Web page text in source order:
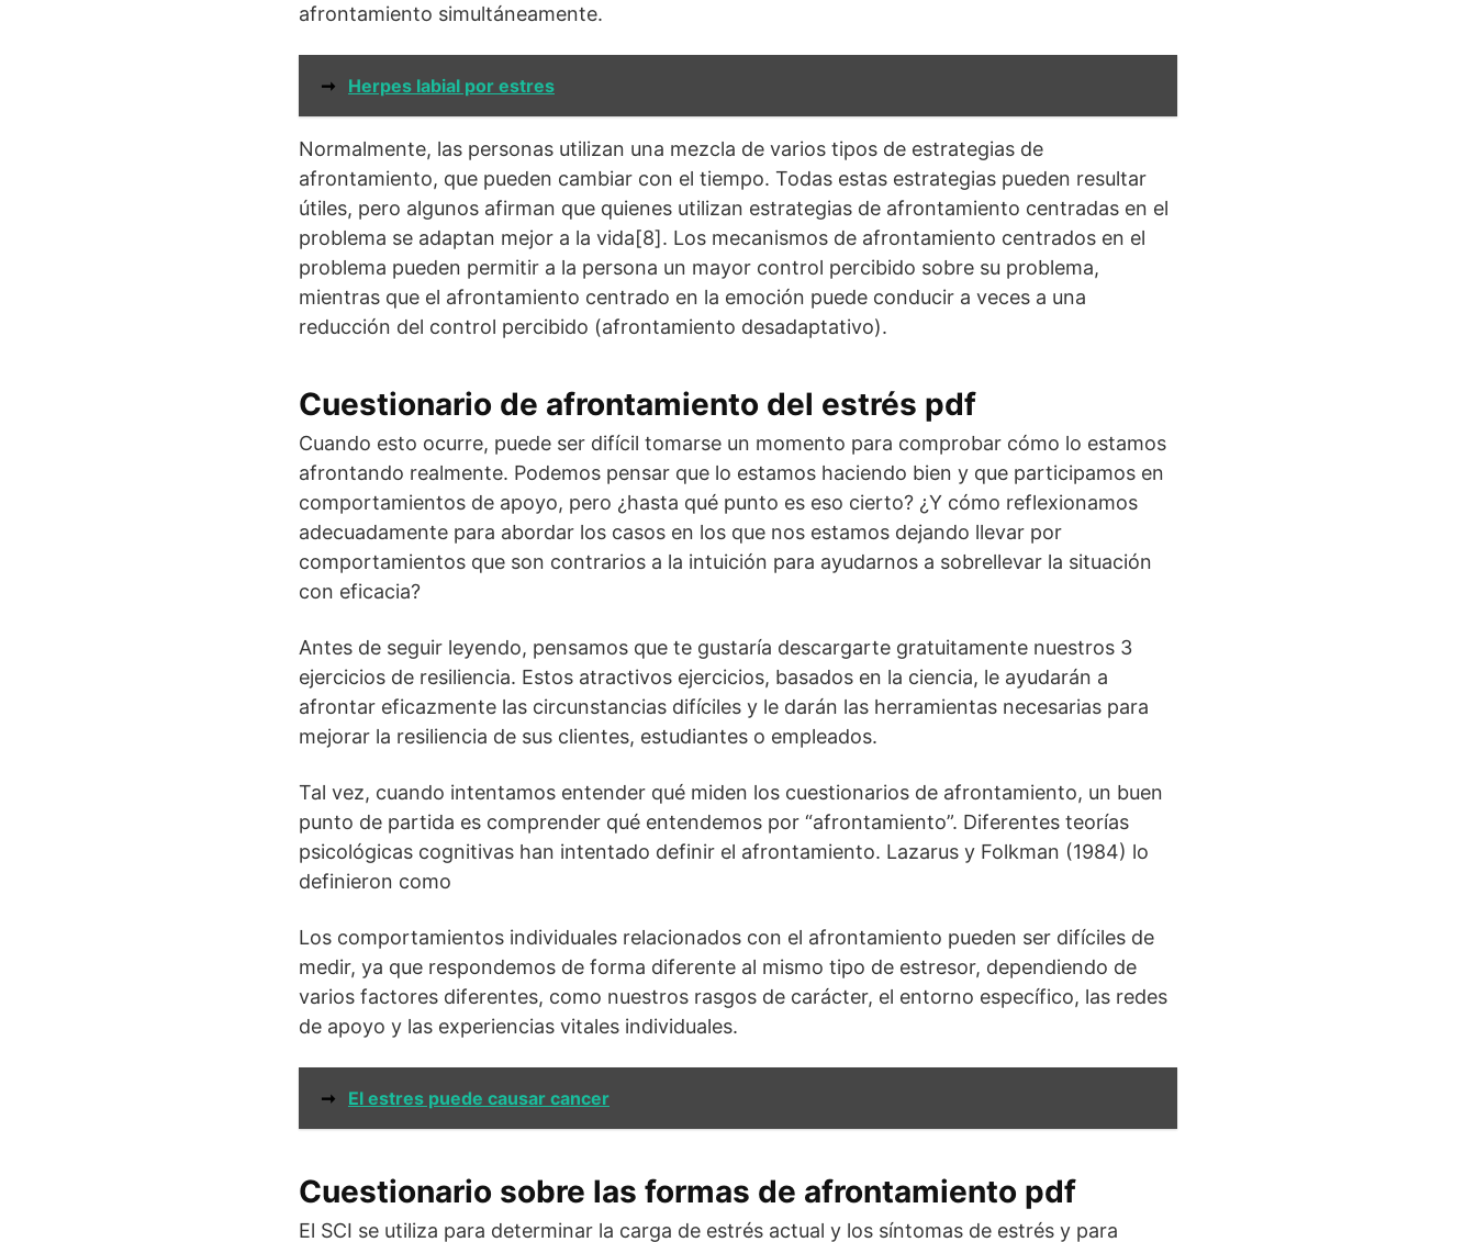
afrontamiento simultáneamente.
➞ Herpes labial por estres
Normalmente, las personas utilizan una mezcla de varios tipos de estrategias de
afrontamiento, que pueden cambiar con el tiempo. Todas estas estrategias pueden resultar
útiles, pero algunos afirman que quienes utilizan estrategias de afrontamiento centradas en el
problema se adaptan mejor a la vida[8]. Los mecanismos de afrontamiento centrados en el
problema pueden permitir a la persona un mayor control percibido sobre su problema,
mientras que el afrontamiento centrado en la emoción puede conducir a veces a una
reducción del control percibido (afrontamiento desadaptativo).
Cuestionario de afrontamiento del estrés pdf
Cuando esto ocurre, puede ser difícil tomarse un momento para comprobar cómo lo estamos
afrontando realmente. Podemos pensar que lo estamos haciendo bien y que participamos en
comportamientos de apoyo, pero ¿hasta qué punto es eso cierto? ¿Y cómo reflexionamos
adecuadamente para abordar los casos en los que nos estamos dejando llevar por
comportamientos que son contrarios a la intuición para ayudarnos a sobrellevar la situación
con eficacia?
Antes de seguir leyendo, pensamos que te gustaría descargarte gratuitamente nuestros 3
ejercicios de resiliencia. Estos atractivos ejercicios, basados en la ciencia, le ayudarán a
afrontar eficazmente las circunstancias difíciles y le darán las herramientas necesarias para
mejorar la resiliencia de sus clientes, estudiantes o empleados.
Tal vez, cuando intentamos entender qué miden los cuestionarios de afrontamiento, un buen
punto de partida es comprender qué entendemos por “afrontamiento”. Diferentes teorías
psicológicas cognitivas han intentado definir el afrontamiento. Lazarus y Folkman (1984) lo
definieron como
Los comportamientos individuales relacionados con el afrontamiento pueden ser difíciles de
medir, ya que respondemos de forma diferente al mismo tipo de estresor, dependiendo de
varios factores diferentes, como nuestros rasgos de carácter, el entorno específico, las redes
de apoyo y las experiencias vitales individuales.
➞ El estres puede causar cancer
Cuestionario sobre las formas de afrontamiento pdf
El SCI se utiliza para determinar la carga de estrés actual y los síntomas de estrés y para